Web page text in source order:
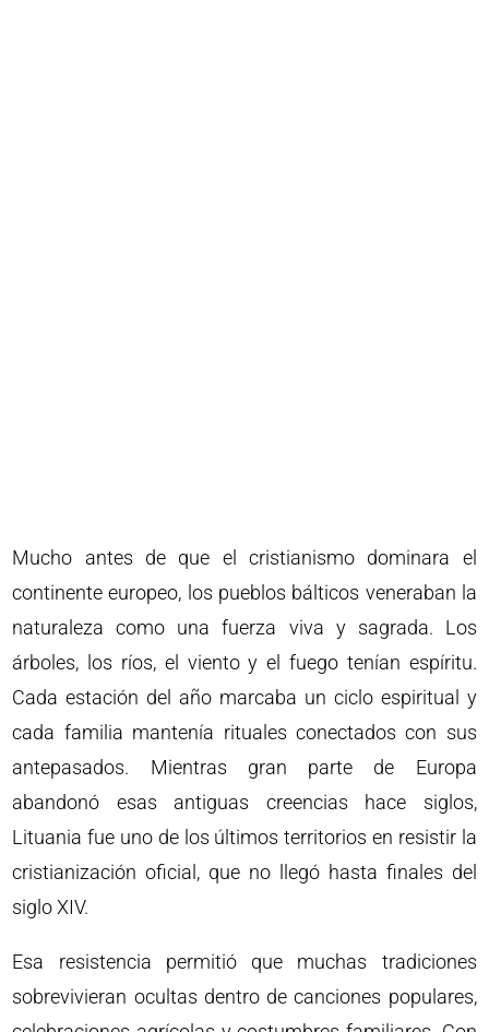
Mucho antes de que el cristianismo dominara el
continente europeo, los pueblos bálticos veneraban la
naturaleza como una fuerza viva y sagrada. Los
árboles, los ríos, el viento y el fuego tenían espíritu.
Cada estación del año marcaba un ciclo espiritual y
cada familia mantenía rituales conectados con sus
antepasados. Mientras gran parte de Europa
abandonó esas antiguas creencias hace siglos,
Lituania fue uno de los últimos territorios en resistir la
cristianización oficial, que no llegó hasta finales del
siglo XIV.
Esa resistencia permitió que muchas tradiciones
sobrevivieran ocultas dentro de canciones populares,